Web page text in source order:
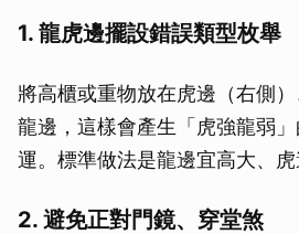
1. 龍虎邊擺設錯誤類型枚舉
將高櫃或重物放在虎邊（右側
龍邊，這樣會產生「虎強龍弱
運。標準做法是龍邊宜高大、虎
2. 避免正對門鏡、穿堂煞